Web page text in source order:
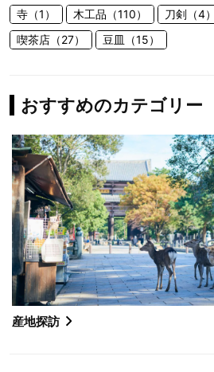
寺（1）
木工品（110） 刀剣（4）
喫茶店（27）
豆皿（15）
おすすめのカテゴリー
産地探訪